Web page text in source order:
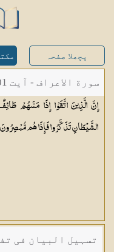
پچھلا صفحہ
سورة الاعراف - آیت 201
إِنَّ الَّذِينَ اتَّقَوْا إِذَا مَسَّهُمْ
الشَّيْطَانِ تَذَكَّرُوا فَإِذَا هُممُّبْصِرُونَ
تسہیل البیان فی